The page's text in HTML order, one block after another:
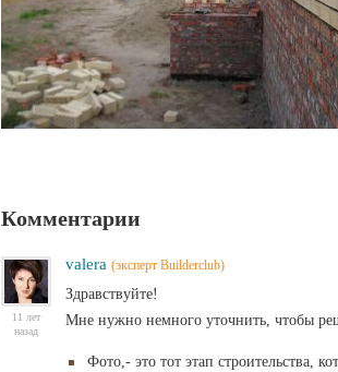
Комментарии
11 лет
назад
valera (эксперт Builderclub)
Здравствуйте!
Мне нужно немного уточнить, чтобы
Фото,- это тот этап строительства,